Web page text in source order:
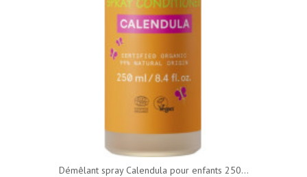
Démêlant spray Calendula pour enfants 250...